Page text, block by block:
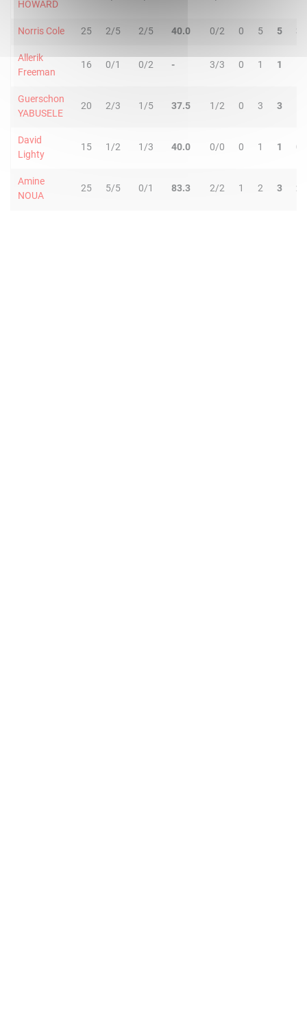
HOWARD
Norris Cole 25 2/5 2/5 40.0 0/2 0 5 5 3
Allerik
Freeman
16 0/1 0/2 - 3/3 0 1 1
Guerschon
YABUSELE
20 2/3 1/5 37.5 1/2 0 3 3
David
Lighty
15 1/2 1/3 40.0 0/0 0 1 1 0
Amine
NOUA
25 5/5 0/1 83.3 2/2 1 2 3 2